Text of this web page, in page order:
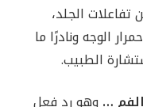
الجلد،
الوجه ونادرًا ما
الطبيب.
… وهو رد فعل